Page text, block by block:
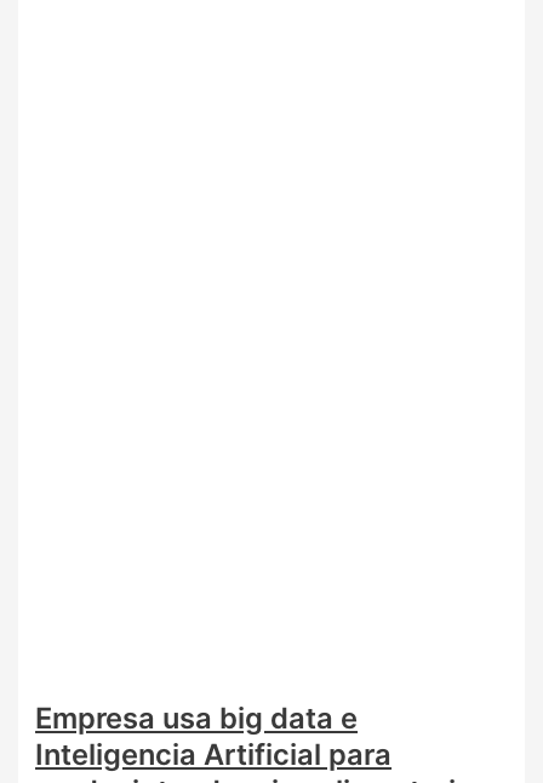
Empresa usa big data e
Inteligencia Artificial para